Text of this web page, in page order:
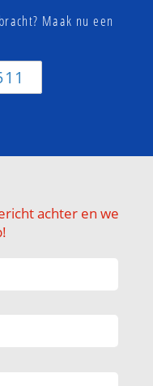
Maak nu een
achter en we